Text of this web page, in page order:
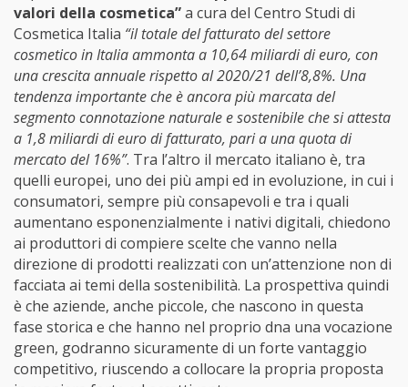
valori della cosmetica”a cura del Centro Studi di
Cosmetica Italia “il totale del fatturato del settore
cosmetico in Italia ammonta a 10,64 miliardi di euro, con
una crescita annuale rispetto al 2020/21 dell’8,8%. Una
tendenza importante che è ancora più marcata del
segmento connotazione naturale e sostenibile che si attesta
a 1,8 miliardi di euro di fatturato, pari a una quota di
mercato del 16%”. Tra l’altro il mercato italiano è, tra
quelli europei, uno dei più ampi ed in evoluzione, in cui i
consumatori, sempre più consapevoli e tra i quali
aumentano esponenzialmente i nativi digitali, chiedono
ai produttori di compiere scelte che vanno nella
direzione di prodotti realizzati con un’attenzione non di
facciata ai temi della sostenibilità. La prospettiva quindi
è che aziende, anche piccole, che nascono in questa
fase storica e che hanno nel proprio dna una vocazione
green, godranno sicuramente di un forte vantaggio
competitivo, riuscendo a collocare la propria proposta